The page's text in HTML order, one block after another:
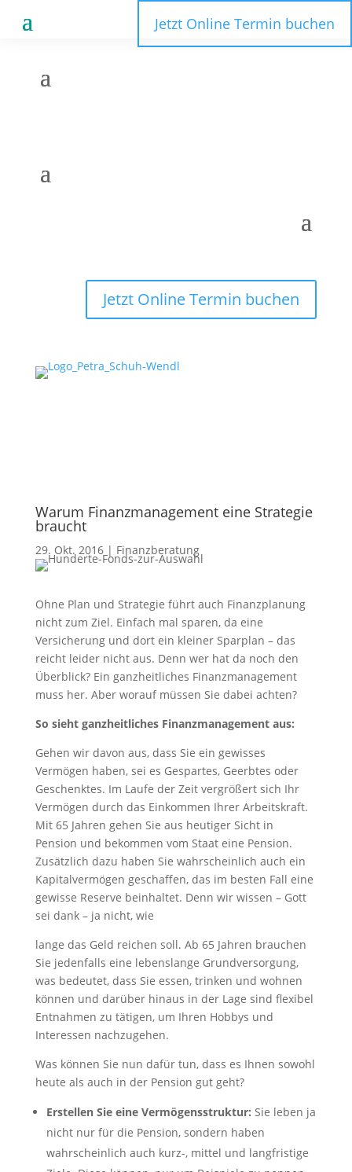
Jetzt Online Termin buchen
Jetzt Online Termin buchen
Warum Finanzmanagement eine Strategie
braucht
29. Okt. 2016| Finanzberatung
Ohne Plan und Strategie führt auch Finanzplanung
nicht zum Ziel. Einfach mal sparen, da eine
Versicherung und dort ein kleiner Sparplan – das
reicht leider nicht aus. Denn wer hat da noch den
Überblick? Ein ganzheitliches Finanzmanagement
muss her. Aber worauf müssen Sie dabei achten?
So sieht ganzheitliches Finanzmanagement aus:
Gehen wir davon aus, dass Sie ein gewisses
Vermögen haben, sei es Gespartes, Geerbtes oder
Geschenktes. Im Laufe der Zeit vergrößert sich Ihr
Vermögen durch das Einkommen Ihrer Arbeitskraft.
Mit 65 Jahren gehen Sie aus heutiger Sicht in
Pension und bekommen vom Staat eine Pension.
Zusätzlich dazu haben Sie wahrscheinlich auch ein
Kapitalvermögen geschaffen, das im besten Fall eine
gewisse Reserve beinhaltet. Denn wir wissen – Gott
sei dank – ja nicht, wie
lange das Geld reichen soll. Ab 65 Jahren brauchen
Sie jedenfalls eine lebenslange Grundversorgung,
was bedeutet, dass Sie essen, trinken und wohnen
können und darüber hinaus in der Lage sind flexibel
Entnahmen zu tätigen, um Ihren Hobbys und
Interessen nachzugehen.
Was können Sie nun dafür tun, dass es Ihnen sowohl
heute als auch in der Pension gut geht?
Erstellen Sie eine Vermögensstruktur: Sie leben ja
nicht nur für die Pension, sondern haben
wahrscheinlich auch kurz-, mittel und langfristige